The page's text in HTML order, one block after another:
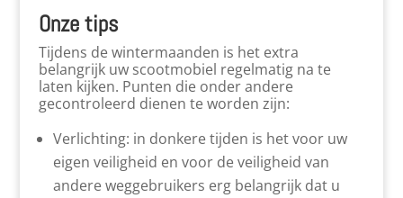
Onze tips
Tijdens de wintermaanden is het extra
belangrijk uw scootmobiel regelmatig na te
laten kijken. Punten die onder andere
gecontroleerd dienen te worden zijn:
Verlichting: in donkere tijden is het voor uw
eigen veiligheid en voor de veiligheid van
andere weggebruikers erg belangrijk dat u